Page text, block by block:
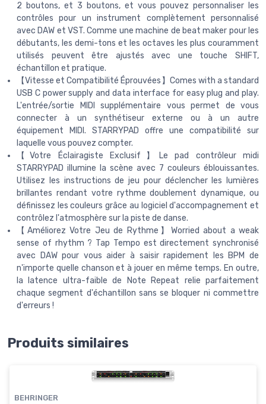
2 boutons, et 3 boutons, et vous pouvez personnaliser les
contrôles pour un instrument complètement personnalisé
avec DAW et VST. Comme une machine de beat maker pour les
débutants, les demi-tons et les octaves les plus couramment
utilisés peuvent être ajustés avec une touche SHIFT,
échantillon et pratique.
【Vitesse et Compatibilité Éprouvées】Comes with a standard
USB C power supply and data interface for easy plug and play.
L'entrée/sortie MIDI supplémentaire vous permet de vous
connecter à un synthétiseur externe ou à un autre
équipement MIDI. STARRYPAD offre une compatibilité sur
laquelle vous pouvez compter.
【Votre Éclairagiste Exclusif】Le pad contrôleur midi
STARRYPAD illumine la scène avec 7 couleurs éblouissantes.
Utilisez les instructions de jeu pour déclencher les lumières
brillantes rendant votre rythme doublement dynamique, ou
définissez les couleurs grâce au logiciel d'accompagnement et
contrôlez l'atmosphère sur la piste de danse.
【Améliorez Votre Jeu de Rythme】Worried about a weak
sense of rhythm ? Tap Tempo est directement synchronisé
avec DAW pour vous aider à saisir rapidement les BPM de
n'importe quelle chanson et à jouer en même temps. En outre,
la latence ultra-faible de Note Repeat relie parfaitement
chaque segment d'échantillon sans se bloquer ni commettre
d'erreurs !
Produits similaires
BEHRINGER